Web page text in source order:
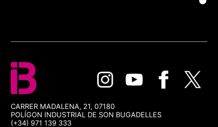
CARRER MADALENA, 21, 07180
POLÍGON INDUSTRIAL DE SON BUGADELLES
(+34) 971 139 333